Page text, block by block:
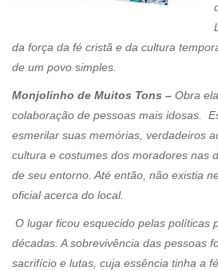
da força da fé cristã e da cultura
de um povo simples.
Monjolinho de Muitos Tons – Obra
colaboração de pessoas mais idosas.
esmerilar suas memórias, verdadeiros
cultura e costumes dos moradores nas
de seu entorno. Até então, não existia
oficial acerca do local.
O lugar ficou esquecido pelas políticas
décadas. A sobrevivência das pessoas
sacrifício e lutas, cuja essência tinha a